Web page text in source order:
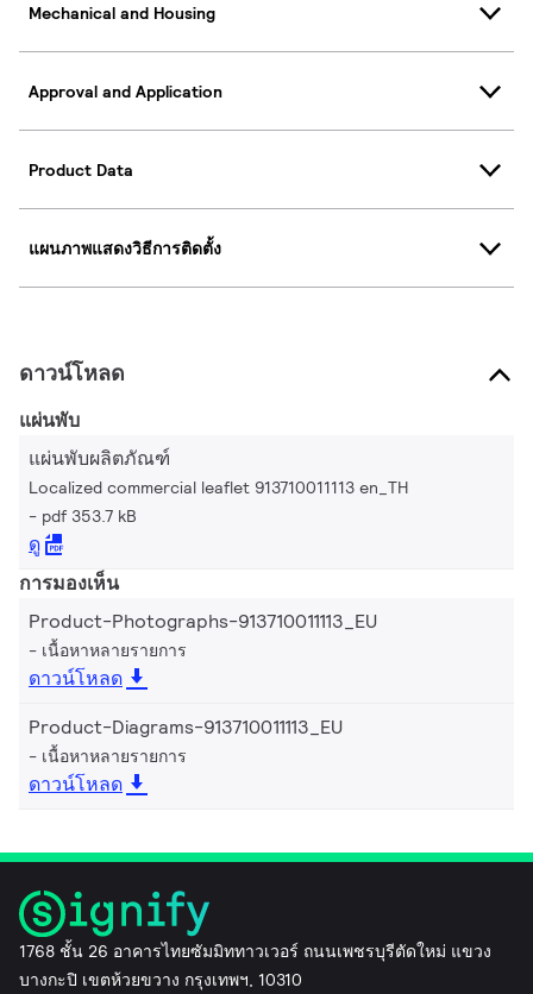
Mechanical and Housing
Approval and Application
Product Data
แผนภาพแสดงวิธีการติดตั้ง
ดาวน์โหลด
แผ่นพับ
แผ่นพับผลิตภัณฑ์
Localized commercial leaflet 913710011113 en_TH
pdf 353.7 kB
ดู
การมองเห็น
Product-Photographs-913710011113_EU
เนื้อหาหลายรายการ
ดาวน์โหลด
Product-Diagrams-913710011113_EU
เนื้อหาหลายรายการ
ดาวน์โหลด
1768 ชั้น 26 อาคารไทยซัมมิททาวเวอร์ ถนนเพชรบุรีตัดใหม่ แขวง
บางกะปิ เขตห้วยขวาง กรุงเทพฯ, 10310